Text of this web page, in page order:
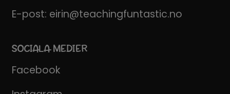
E-post: eirin@teachingfuntastic.no
SOCIALA MEDIER
Facebook